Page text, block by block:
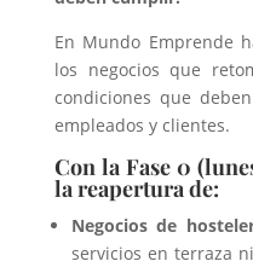
En Mundo Emprende
los negocios que
condiciones que
empleados y clientes.
Con la Fase 0
la reapertura de:
Negocios de
servicios en terraza